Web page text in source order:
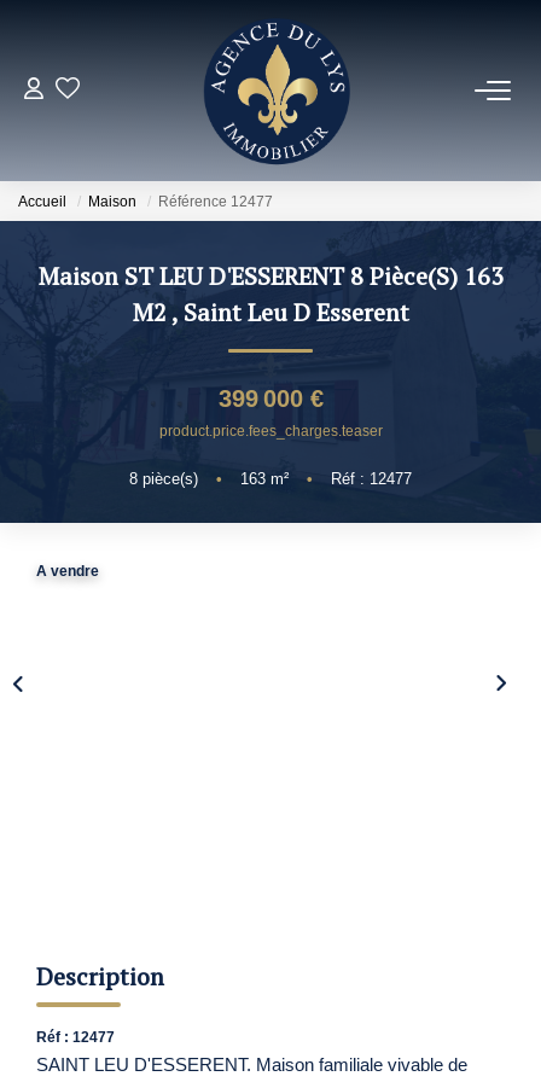
ACHETER
Louer
NOS NOUVEAUTÉS
ESTIMER
NOS AGENCES
Accueil Maison Référence 12477
Maison ST LEU D'ESSERENT 8 Pièce(s) 163
M2 , Saint Leu D Esserent
399 000 €
product.price.fees_charges.teaser
8 pièce(s) • 163 m² • Réf : 12477
A vendre
Description
Réf : 12477
SAINT LEU D'ESSERENT. Maison familiale vivable de